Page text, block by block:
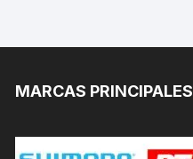
MARCAS PRINCIPALES